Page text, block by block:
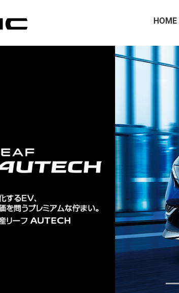
カスタマイズ事業部
HOME